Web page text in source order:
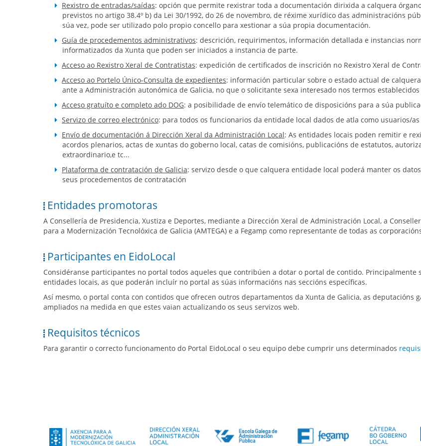
Rexistro de entradas/saídas: opción que permite rexistrar toda a documentación dirixida a calquera
previstos no artigo 38.4º b) da Lei 30/1992, do 26 de novembro, de réxime xurídico das administracións
súa vez, pode ser utilizado polo propio concello para xestionar a súa propia documentación.
Guía de procedementos administrativos: descrición, requirimentos, información detallada e instancias
informatizados da Xunta que poden ser iniciados a instancia de parte.
Acceso ao Rexistro Xeral de Contratistas: expedición de certificados de inscrición no Rexistro Xeral de
Acceso ao Portelo Único-Consulta de expedientes: información particular sobre o estado actual de
ante a Administración autonómica de Galicia, no que o solicitante sexa interesado nos termos
Acceso gratuíto e completo ado DOG: a posibilidade de envío telemático de disposicións para a súa
Servizo de correo electrónico: para todos os funcionarios da entidade local dados de atla como usuarios/
Envío de documentación á Dirección Xeral da Administración Local: As entidades locais poden remitir e
acordos plenarios, actas de xuntas do goberno local, catas de comisións, publicacións de estatutos,
extraordinario,e tc...
Plataforma de contratación de Galicia: servizo desde o que calquera entidade local poderá manter os
seus procedementos de contratación
Entidades promotoras
A Consellería de Presidencia, Xustiza e Deportes, mediante a Dirección Xeral de Administración Local, a
para a Modernización Tecnolóxica de Galicia (AMTEGA) e a Fegamp como representante de todas as
Participantes en EidoLocal
Considéranse participantes no portal todos aqueles que contribúen a dotar o portal de contido. Principalmente
entidades locais, as que poderán incluír no portal as súas informacións nas seccións específicas.
Así mesmo, o portal conta con contidos que ofrecen outros departamentos da Xunta de Galicia, as deputacións
ampliados na medida en que estes vaian actualizando os seus servizos web.
Requisitos técnicos
Para garantir o correcto funcionamento do Portal EidoLocal o seu equipo debe cumprir uns determinados